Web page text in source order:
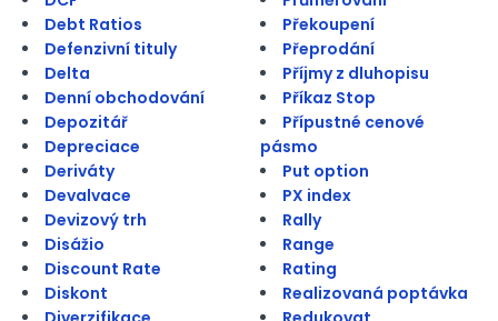
Debt Ratios
Defenzivní tituly
Delta
Denní obchodování
Depozitář
Depreciace
Deriváty
Devalvace
Devizový trh
Disážio
Discount Rate
Diskont
Překoupení
Přeprodání
Příjmy z dluhopisu
Příkaz Stop
Přípustné cenové
pásmo
Put option
PX index
Rally
Range
Rating
Realizovaná poptávka